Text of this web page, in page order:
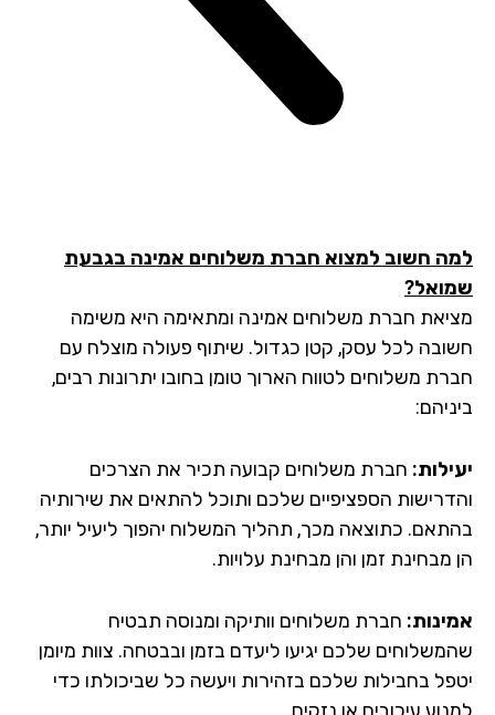
חשוב למצוא חברת משלוחים אמינה בגבעת
חברת משלוחים אמינה ומתאימה היא משימה
לכל עסק, קטן כגדול. שיתוף פעולה מוצלח עם
משלוחים לטווח הארוך טומן בחובו יתרונות רבים,
חברת משלוחים קבועה תכיר את הצרכים
הספציפיים שלכם ותוכל להתאים את שירותיה
כתוצאה מכך, תהליך המשלוח יהפוך ליעיל יותר,
מבחינת זמן והן מבחינת עלויות.
חברת משלוחים וותיקה ומנוסה תבטיח
שלכם יגיעו ליעדם בזמן ובבטחה. צוות מיומן
בחבילות שלכם בזהירות ויעשה כל שביכולתו כדי
עיכובים או נזקים.